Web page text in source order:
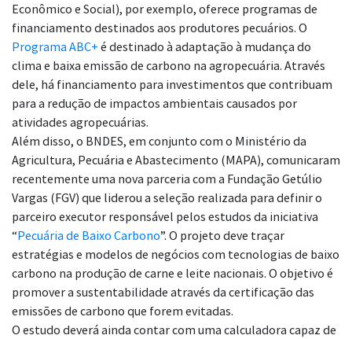
Econômico e Social), por exemplo, oferece programas de
financiamento destinados aos produtores pecuários. O
Programa ABC+ é destinado à adaptação à mudança do
clima e baixa emissão de carbono na agropecuária. Através
dele, há financiamento para investimentos que contribuam
para a redução de impactos ambientais causados por
atividades agropecuárias.
Além disso, o BNDES, em conjunto com o Ministério da
Agricultura, Pecuária e Abastecimento (MAPA), comunicaram
recentemente uma nova parceria com a Fundação Getúlio
Vargas (FGV) que liderou a seleção realizada para definir o
parceiro executor responsável pelos estudos da iniciativa
“Pecuária de Baixo Carbono”. O projeto deve traçar
estratégias e modelos de negócios com tecnologias de baixo
carbono na produção de carne e leite nacionais. O objetivo é
promover a sustentabilidade através da certificação das
emissões de carbono que forem evitadas.
O estudo deverá ainda contar com uma calculadora capaz de